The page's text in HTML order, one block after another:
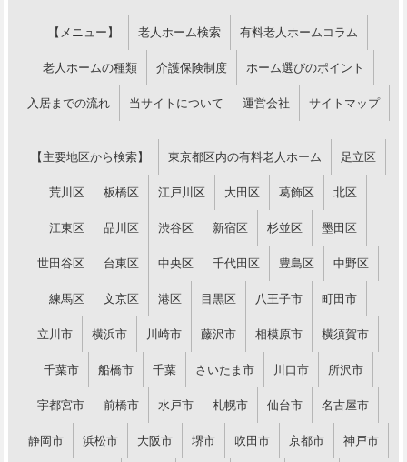
【メニュー】 老人ホーム検索 有料老人ホームコラム
老人ホームの種類 介護保険制度 ホーム選びのポイント
入居までの流れ 当サイトについて 運営会社 サイトマップ
【主要地区から検索】 東京都区内の有料老人ホーム 足立区
荒川区 板橋区 江戸川区 大田区 葛飾区 北区
江東区 品川区 渋谷区 新宿区 杉並区 墨田区
世田谷区 台東区 中央区 千代田区 豊島区 中野区
練馬区 文京区 港区 目黒区 八王子市 町田市
立川市 横浜市 川崎市 藤沢市 相模原市 横須賀市
千葉市 船橋市 千葉 さいたま市 川口市 所沢市
宇都宮市 前橋市 水戸市 札幌市 仙台市 名古屋市
静岡市 浜松市 大阪市 堺市 吹田市 京都市 神戸市